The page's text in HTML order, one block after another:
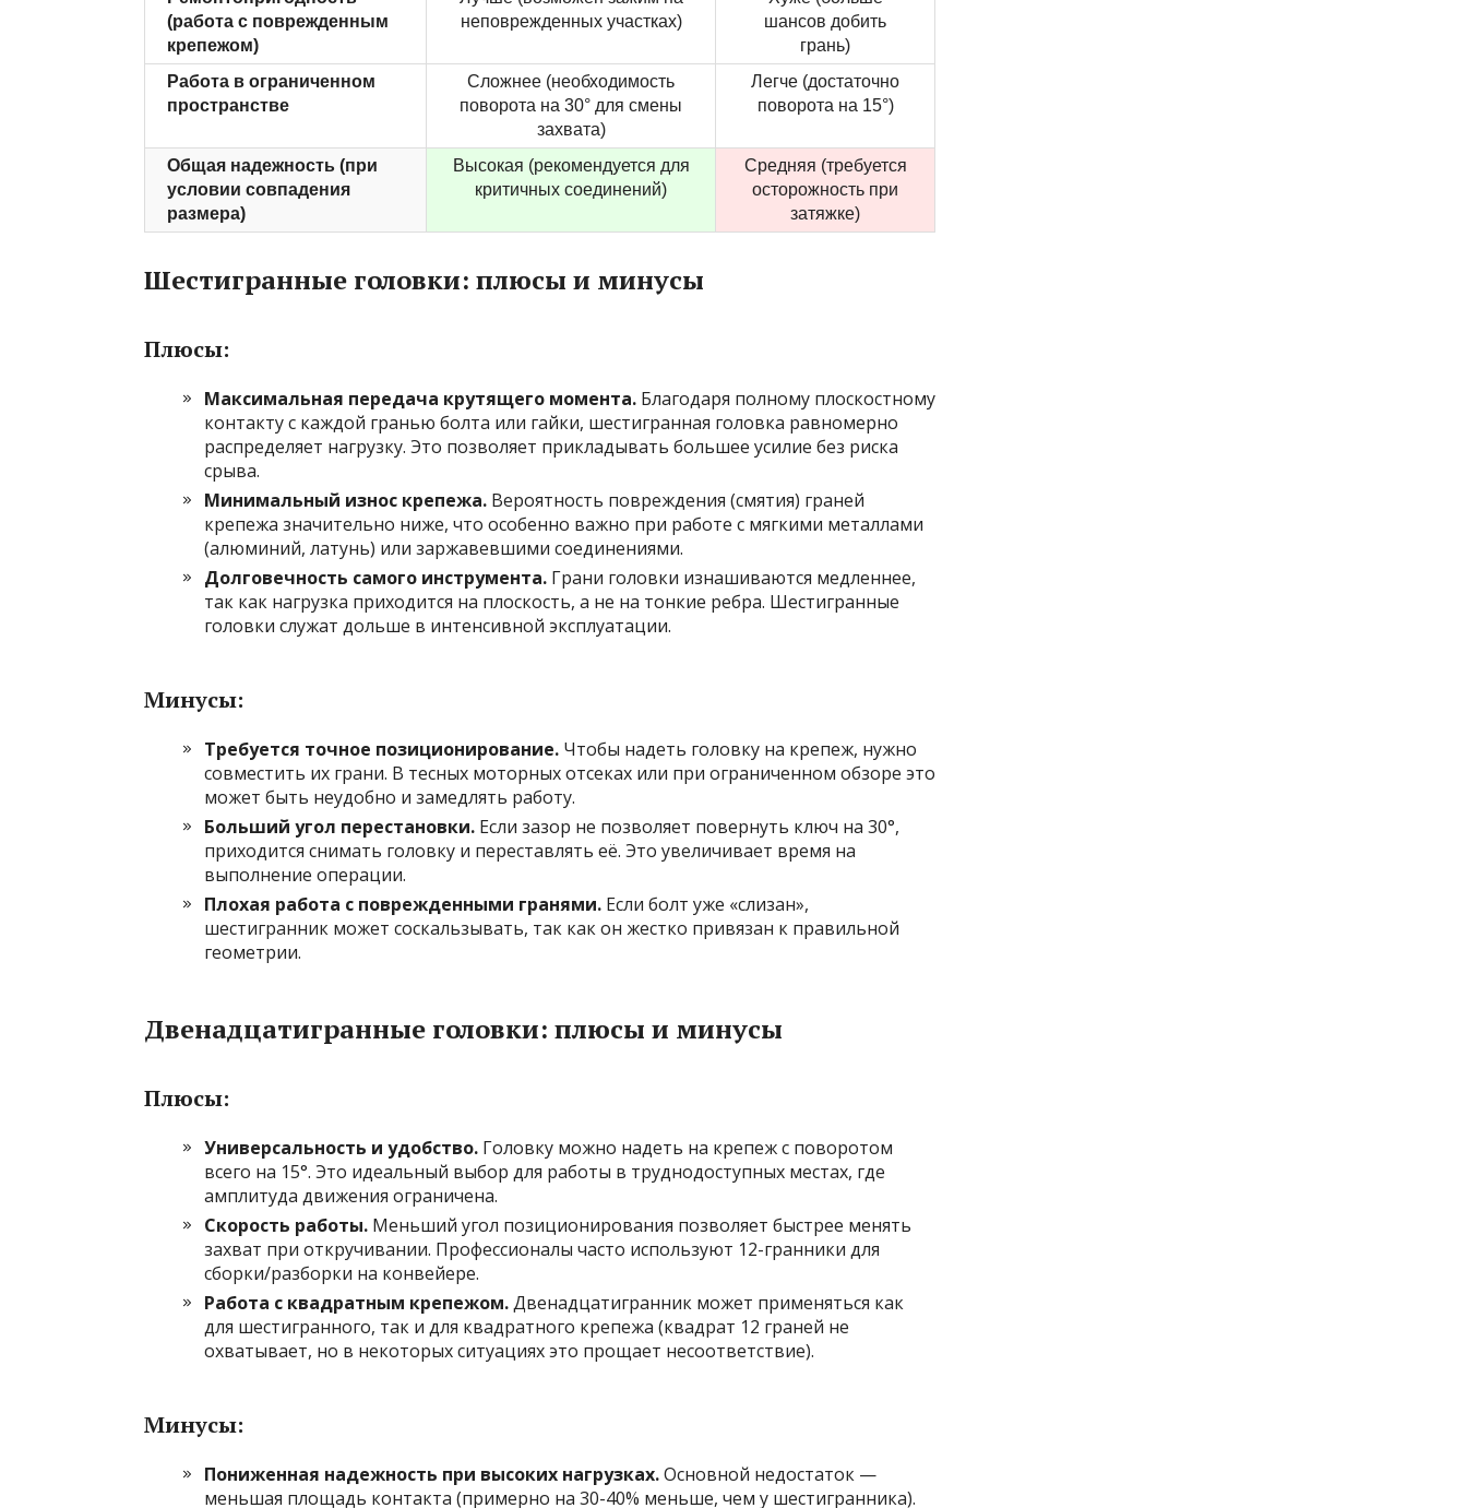
(работа с поврежденным
крепежом)
неповрежденных участках)
шансов добить
грань)
Работа в ограниченном
пространстве
Сложнее (необходимость
поворота на 30° для смены
захвата)
Легче (достаточно
поворота на 15°)
Общая надежность (при
условии совпадения
размера)
Высокая (рекомендуется для
критичных соединений)
Средняя (требуется
осторожность при
затяжке)
Шестигранные головки: плюсы и минусы
Плюсы:
Максимальная передача крутящего момента. Благодаря полному плоскостному
контакту с каждой гранью болта или гайки, шестигранная головка равномерно
распределяет нагрузку. Это позволяет прикладывать большее усилие без риска
срыва.
Минимальный износ крепежа. Вероятность повреждения (смятия) граней
крепежа значительно ниже, что особенно важно при работе с мягкими металлами
(алюминий, латунь) или заржавевшими соединениями.
Долговечность самого инструмента. Грани головки изнашиваются медленнее,
так как нагрузка приходится на плоскость, а не на тонкие ребра. Шестигранные
головки служат дольше в интенсивной эксплуатации.
Минусы:
Требуется точное позиционирование. Чтобы надеть головку на крепеж, нужно
совместить их грани. В тесных моторных отсеках или при ограниченном обзоре это
может быть неудобно и замедлять работу.
Больший угол перестановки. Если зазор не позволяет повернуть ключ на 30°,
приходится снимать головку и переставлять её. Это увеличивает время на
выполнение операции.
Плохая работа с поврежденными гранями. Если болт уже «слизан»,
шестигранник может соскальзывать, так как он жестко привязан к правильной
геометрии.
Двенадцатигранные головки: плюсы и минусы
Плюсы:
Универсальность и удобство. Головку можно надеть на крепеж с поворотом
всего на 15°. Это идеальный выбор для работы в труднодоступных местах, где
амплитуда движения ограничена.
Скорость работы. Меньший угол позиционирования позволяет быстрее менять
захват при откручивании. Профессионалы часто используют 12-гранники для
сборки/разборки на конвейере.
Работа с квадратным крепежом.Двенадцатигранник может применяться как
для шестигранного, так и для квадратного крепежа (квадрат 12 граней не
охватывает, но в некоторых ситуациях это прощает несоответствие).
Минусы:
Пониженная надежность при высоких нагрузках.Основной недостаток —
меньшая площадь контакта (примерно на 30-40% меньше, чем у шестигранника).